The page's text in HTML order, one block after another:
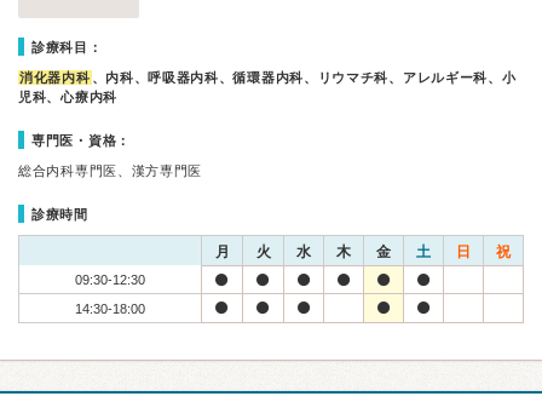
診療科目：
消化器内科 、内科、呼吸器内科、循環器内科、リウマチ科、アレルギー科、小
児科、心療内科
専門医・資格：
総合内科専門医、漢方専門医
診療時間
月 火 水 木 金 土 日 祝
09:30-12:30
14:30-18:00